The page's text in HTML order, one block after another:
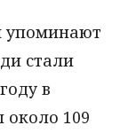
упоминают
стали
в
около 109